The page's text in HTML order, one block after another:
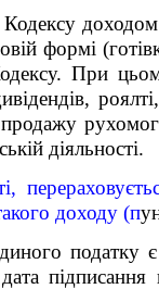
Кодексу
формі
При
діяльності.
доходу (п
податку